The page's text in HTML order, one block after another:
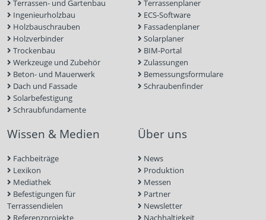
Terrassen- und Gartenbau
Ingenieurholzbau
Holzbauschrauben
Holzverbinder
Trockenbau
Werkzeuge und Zubehör
Beton- und Mauerwerk
Dach und Fassade
Solarbefestigung
Schraubfundamente
Terrassenplaner
ECS-Software
Fassadenplaner
Solarplaner
BIM-Portal
Zulassungen
Bemessungsformulare
Schraubenfinder
Wissen & Medien
Fachbeiträge
Lexikon
Mediathek
Befestigungen für
Terrassendielen
Über uns
News
Produktion
Messen
Partner
Newsletter